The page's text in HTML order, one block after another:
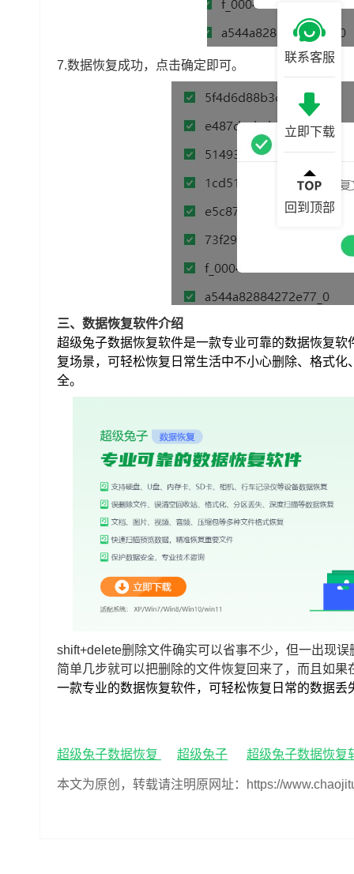
7.数据恢复成功，点击确定即可。
三、数据恢复软件介绍
超级兔子数据恢复软件是一款专业可靠的数据恢复
复场景，可轻松恢复日常生活中不小心删除、格式
全。
shift+delete删除文件确实可以省事不少，但一出现
简单几步就可以把删除的文件恢复回来了，而且如
一款专业的数据恢复软件，可轻松恢复日常的数据丢
超级兔子数据恢复 超级兔子 超级兔子数据恢复
本文为原创，转载请注明原网址：https://
联系客服
立即下载
回到顶部